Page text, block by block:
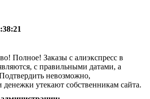
Полное! Заказы с алиэкспресс в
с правильными датами, а
невозможно,
денежки утекают собственникам сайта.